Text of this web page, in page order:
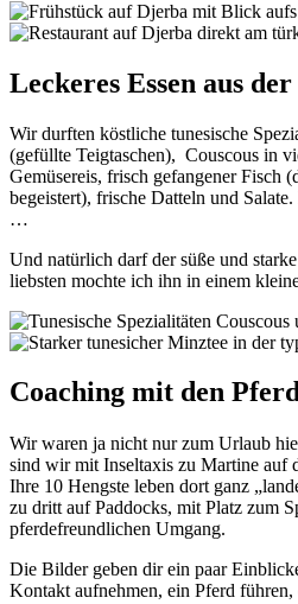
Leckeres Essen aus
Wir durften köstliche tunesische
(gefüllte Teigtaschen), Couscous in
Gemüsereis, frisch gefangener Fisch
begeistert), frische Datteln und
…
Und natürlich darf der süße und
liebsten mochte ich ihn in einem
Coaching mit den
Wir waren ja nicht nur zum Urlaub
sind wir mit Inseltaxis zu Martine auf
Ihre 10 Hengste leben dort ganz
zu dritt auf Paddocks, mit Platz zum
pferdefreundlichen Umgang.
Die Bilder geben dir ein paar
Kontakt aufnehmen, ein Pferd führen,